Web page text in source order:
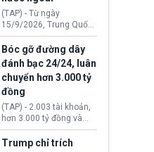
đến ổ dịch Salmonella
khiến ít nhất 110 người
mắc bệnh tại bang
Minnesota.
(TAP) - Từ ngày
15/9/2026, Trung Quốc
áp dụng quy định mới về
quản lý xuất nhập cảnh.
Một hành vi vi phạm giấy
tờ, xuất nhập cảnh trái
phép hay liên quan kiểm
soát công nghệ có thể
khiến công dân Trung
Quốc đối mặt lệnh cấm
xuất cảnh kéo dài tới 3
năm. Trong khi đó, người
nước ngoài sử dụng giấy
Bóc gỡ đường dây
đánh bạc 24/24, luân
chuyển hơn 3.000 tỷ
đồng
(TAP) - 2.003 tài khoản,
hơn 3.000 tỷ đồng và
một đường dây đánh
bạc xuyên quốc gia vận
Trump chỉ trích